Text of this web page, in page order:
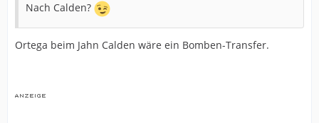
Nach Calden?
Ortega beim Jahn Calden wäre ein Bomben-Transfer.